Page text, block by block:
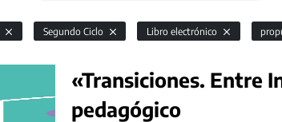
Segundo Ciclo Libro electrónico
«Transiciones. Entre
pedagógico